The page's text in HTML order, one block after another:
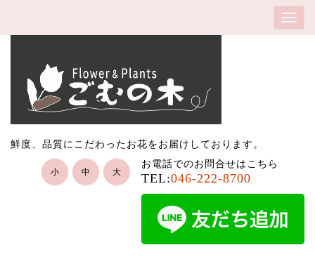
鮮度、品質にこだわったお花をお届けしております。
お電話でのお問合せはこちら
TEL:046-222-8700
小 中 大